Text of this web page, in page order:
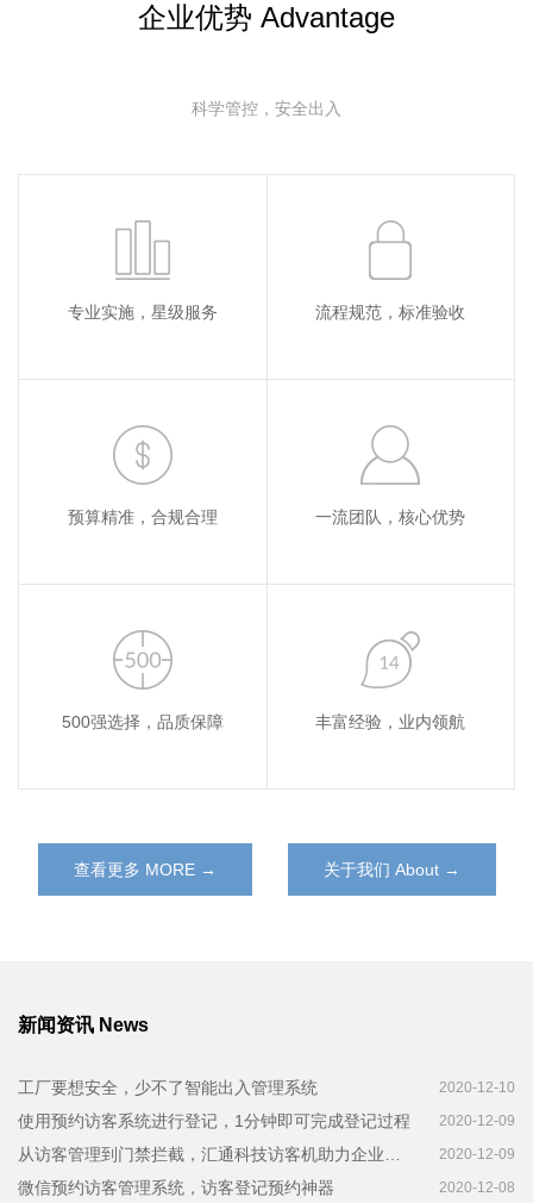
企业优势 Advantage
科学管控，安全出入
专业实施，星级服务 流程规范，标准验收
预算精准，合规合理 一流团队，核心优势
500强选择，品质保障 丰富经验，业内领航
查看更多 MORE → 关于我们 About →
新闻资讯 News
工厂要想安全，少不了智能出入管理系统 2020-12-10
使用预约访客系统进行登记，1分钟即可完成登记过程 2020-12-09
2020-12-09
微信预约访客管理系统，访客登记预约神器 2020-12-08